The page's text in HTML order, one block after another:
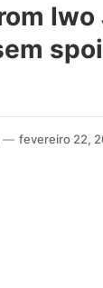
Iwo
— fevereiro 22,